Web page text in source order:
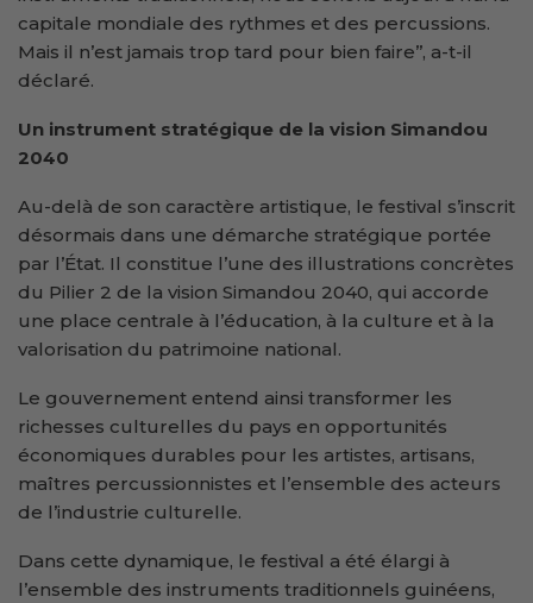
capitale mondiale des rythmes et des percussions.
Mais il n’est jamais trop tard pour bien faire’’, a-t-il
déclaré.
Un instrument stratégique de la vision Simandou
2040
Au-delà de son caractère artistique, le festival s’inscrit
désormais dans une démarche stratégique portée
par l’État. Il constitue l’une des illustrations concrètes
du Pilier 2 de la vision Simandou 2040, qui accorde
une place centrale à l’éducation, à la culture et à la
valorisation du patrimoine national.
Le gouvernement entend ainsi transformer les
richesses culturelles du pays en opportunités
économiques durables pour les artistes, artisans,
maîtres percussionnistes et l’ensemble des acteurs
de l’industrie culturelle.
Dans cette dynamique, le festival a été élargi à
l’ensemble des instruments traditionnels guinéens,